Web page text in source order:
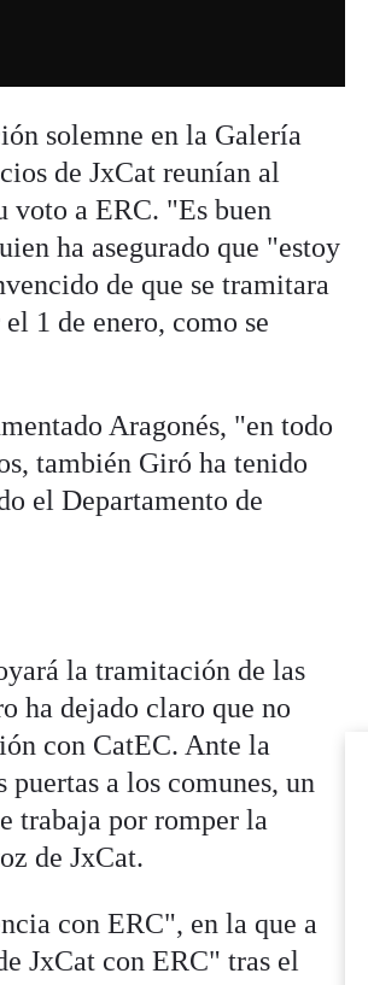
solemne en la Galería
de JxCat reunían al
voto a ERC. "Es buen
ha asegurado que "estoy
de que se tramitara
1 de enero, como se
Aragonés, "en todo
también Giró ha tenido
el Departamento de
la tramitación de las
ha dejado claro que no
con CatEC. Ante la
a los comunes, un
trabaja por romper la
de JxCat.
con ERC", en la que a
JxCat con ERC" tras el